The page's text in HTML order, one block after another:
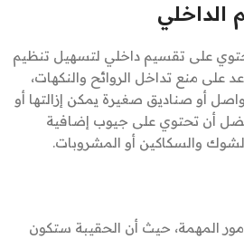
الداخلي
على تقسيم داخلي لتسهيل تنظيم
على منع تداخل الروائح والنكهات،
أو صناديق صغيرة يمكن إزالتها أو
أن تحتوي على جيوب إضافية
والسكاكين أو المشروبات.
المهمة، حيث أن الحقيبة ستكون